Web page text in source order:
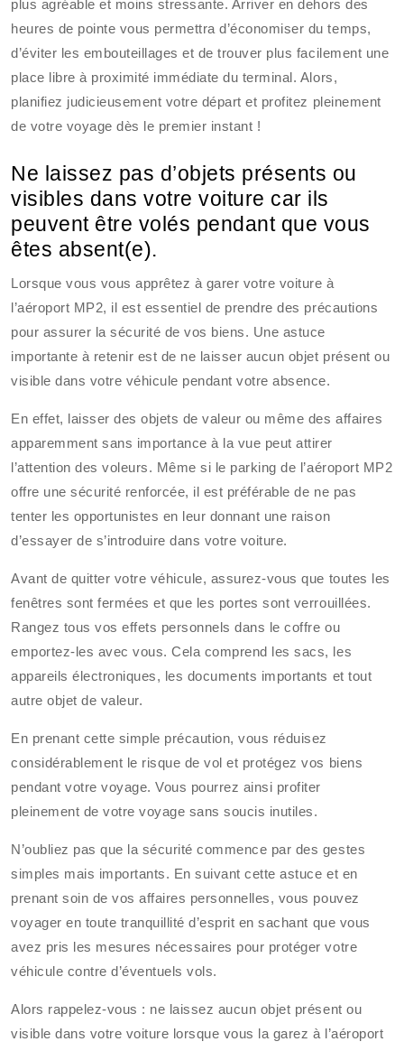
plus agréable et moins stressante. Arriver en dehors des
heures de pointe vous permettra d’économiser du temps,
d’éviter les embouteillages et de trouver plus facilement une
place libre à proximité immédiate du terminal. Alors,
planifiez judicieusement votre départ et profitez pleinement
de votre voyage dès le premier instant !
Ne laissez pas d’objets présents ou
visibles dans votre voiture car ils
peuvent être volés pendant que vous
êtes absent(e).
Lorsque vous vous apprêtez à garer votre voiture à
l’aéroport MP2, il est essentiel de prendre des précautions
pour assurer la sécurité de vos biens. Une astuce
importante à retenir est de ne laisser aucun objet présent ou
visible dans votre véhicule pendant votre absence.
En effet, laisser des objets de valeur ou même des affaires
apparemment sans importance à la vue peut attirer
l’attention des voleurs. Même si le parking de l’aéroport MP2
offre une sécurité renforcée, il est préférable de ne pas
tenter les opportunistes en leur donnant une raison
d’essayer de s’introduire dans votre voiture.
Avant de quitter votre véhicule, assurez-vous que toutes les
fenêtres sont fermées et que les portes sont verrouillées.
Rangez tous vos effets personnels dans le coffre ou
emportez-les avec vous. Cela comprend les sacs, les
appareils électroniques, les documents importants et tout
autre objet de valeur.
En prenant cette simple précaution, vous réduisez
considérablement le risque de vol et protégez vos biens
pendant votre voyage. Vous pourrez ainsi profiter
pleinement de votre voyage sans soucis inutiles.
N’oubliez pas que la sécurité commence par des gestes
simples mais importants. En suivant cette astuce et en
prenant soin de vos affaires personnelles, vous pouvez
voyager en toute tranquillité d’esprit en sachant que vous
avez pris les mesures nécessaires pour protéger votre
véhicule contre d’éventuels vols.
Alors rappelez-vous : ne laissez aucun objet présent ou
visible dans votre voiture lorsque vous la garez à l’aéroport